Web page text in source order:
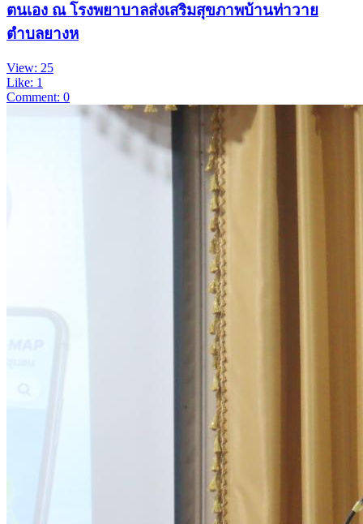
ตนเอง ณ โรงพยาบาลส่งเสริมสุขภาพบ้านท่าวาย
ตำบลยางห
View: 25
Like: 1
Comment: 0